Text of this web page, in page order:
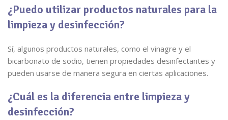
¿Puedo utilizar productos naturales para la
limpieza y desinfección?
Sí, algunos productos naturales, como el vinagre y el
bicarbonato de sodio, tienen propiedades desinfectantes y
pueden usarse de manera segura en ciertas aplicaciones.
¿Cuál es la diferencia entre limpieza y
desinfección?